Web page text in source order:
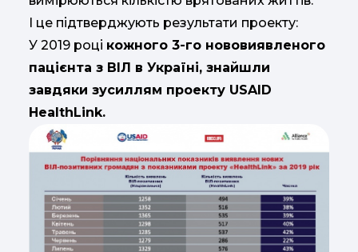
І це підтверджують результати проекту:
У 2019 році кожного 3-го нововиявленого
пацієнта з ВІЛ в Україні, знайшли
завдяки зусиллям проекту USAID
HealthLink.